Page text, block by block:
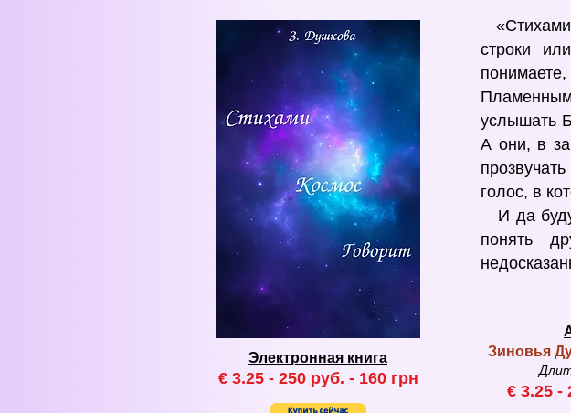
Электронная книга
€ 3.25 - 250 руб. - 160грн
Зиновья
€ 3.25 -
«Стихами
строки
услышать
А они, в
голос, в
И да
понять